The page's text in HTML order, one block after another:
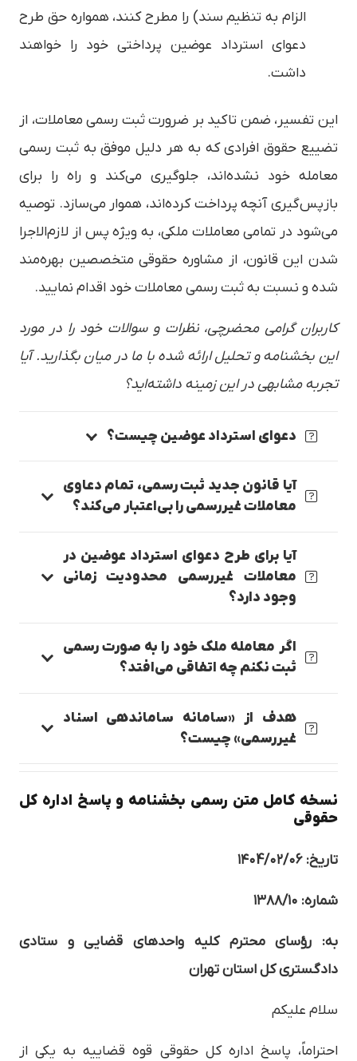
الزام به تنظیم سند) را مطرح کنند، همواره حق طرح
دعوای استرداد عوضین پرداختی خود را خواهند
داشت.
این تفسیر، ضمن تاکید بر ضرورت ثبت رسمی معاملات، از
تضییع حقوق افرادی که به هر دلیل موفق به ثبت رسمی
معامله خود نشده‌اند، جلوگیری می‌کند و راه را برای
بازپس‌گیری آنچه پرداخت کرده‌اند، هموار می‌سازد. توصیه
می‌شود در تمامی معاملات ملکی، به ویژه پس از لازم‌الاجرا
شدن این قانون، از مشاوره حقوقی متخصصین بهره‌مند
شده و نسبت به ثبت رسمی معاملات خود اقدام نمایید.
کاربران گرامی محضرچی، نظرات و سوالات خود را در مورد
این بخشنامه و تحلیل ارائه شده با ما در میان بگذارید. آیا
تجربه مشابهی در این زمینه داشته‌اید؟
دعوای استرداد عوضین چیست؟
آیا قانون جدید ثبت رسمی، تمام دعاوی
معاملات غیررسمی را بی‌اعتبار می‌کند؟
آیا برای طرح دعوای استرداد عوضین در
معاملات غیررسمی محدودیت زمانی
وجود دارد؟
اگر معامله ملک خود را به صورت رسمی
ثبت نکنم چه اتفاقی می‌افتد؟
هدف از «سامانه ساماندهی اسناد
غیررسمی» چیست؟
نسخه کامل متن رسمی بخشنامه و پاسخ اداره کل
حقوقی
تاریخ: ۱۴۰4/۰۲/۰۶
شماره: ۱۳۸۸/۱۰
به: رؤسای محترم کلیه واحدهای قضایی و ستادی
دادگستری کل استان تهران
سلام علیکم
احتراماً، پاسخ اداره کل حقوقی قوه قضاییه به یکی از